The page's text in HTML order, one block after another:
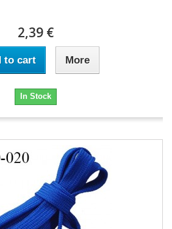
2,39 €
to cart More
In Stock